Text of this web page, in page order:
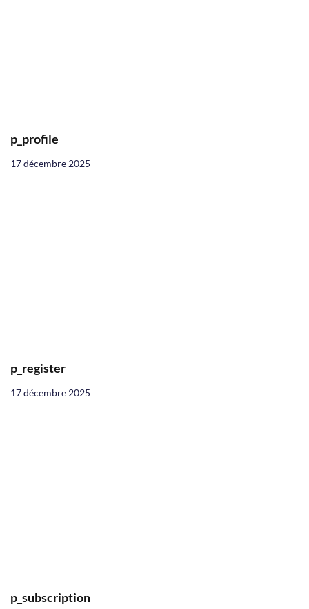
p_profile
17 décembre 2025
p_register
17 décembre 2025
p_subscription